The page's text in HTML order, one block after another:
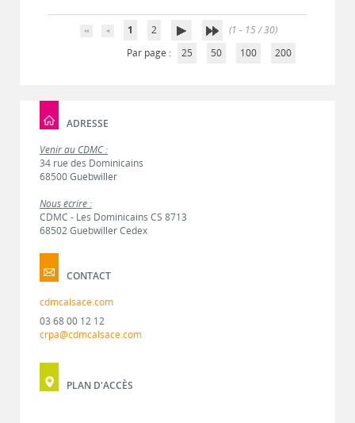
1 2
(1 - 15 / 30)
Par page :
25 50 100 200
ADRESSE
Venir au CDMC :
34 rue des Dominicains
68500 Guebwiller
Nous écrire :
CDMC - Les Dominicains CS 8713
68502 Guebwiller Cedex
CONTACT
cdmcalsace.com
03 68 00 12 12
crpa@cdmcalsace.com
PLAN D'ACCÈS